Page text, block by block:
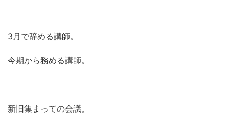
3月で辞める講師。
今期から務める講師。
新旧集まっての会議。